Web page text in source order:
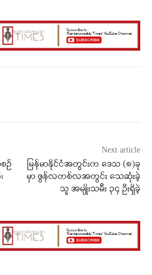
ဉ်
Next article
မြန်မာနိုင်ငံအတွင်းက ဒေသ (၈)ခု
မှာ ဇွန်လတစ်လအတွင်း သေဆုံးခဲ့
သူ အမျိုးသမီး ၃၄ ဦးရှိခဲ့